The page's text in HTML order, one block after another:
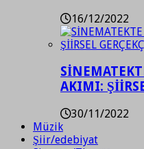
16/12/2022
AKIMI:
30/11/2022
Müzik
Şiir/edebiyat